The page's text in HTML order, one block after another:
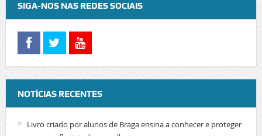
SIGA-NOS NAS REDES SOCIAIS
NOTÍCIAS RECENTES
Livro criado por alunos de Braga ensina a conhecer e proteger